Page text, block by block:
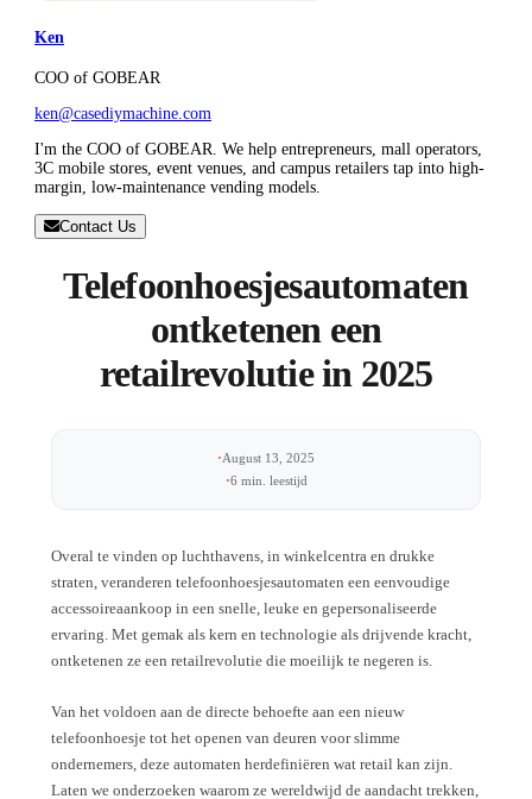
Ken
COO of GOBEAR
ken@casediymachine.com
I'm the COO of GOBEAR. We help entrepreneurs, mall operators,
3C mobile stores, event venues, and campus retailers tap into high-
margin, low-maintenance vending models.
Contact Us
Telefoonhoesjesautomaten
ontketenen een
retailrevolutie in 2025
·August 13, 2025
·6 min. leestijd
Overal te vinden op luchthavens, in winkelcentra en drukke
straten, veranderen telefoonhoesjesautomaten een eenvoudige
accessoireaankoop in een snelle, leuke en gepersonaliseerde
ervaring. Met gemak als kern en technologie als drijvende kracht,
ontketenen ze een retailrevolutie die moeilijk te negeren is.
Van het voldoen aan de directe behoefte aan een nieuw
telefoonhoesje tot het openen van deuren voor slimme
ondernemers, deze automaten herdefiniëren wat retail kan zijn.
Laten we onderzoeken waarom ze wereldwijd de aandacht trekken,